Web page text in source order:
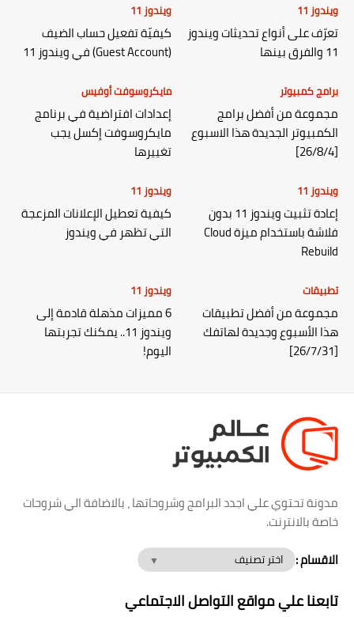
ويندوز 11
تعرّف على أنواع تحديثات ويندوز
11 والفرق بينها
ويندوز 11
كيفيّة تفعيل حساب الضيف
(Guest Account) في ويندوز 11
برامج كمبيوتر
مجموعة من أفضل برامج
الكمبيوتر الجديدة هذا الاسبوع
[26/8/4]
مايكروسوفت أوفيس
إعدادات افتراضية في برنامج
مايكروسوفت إكسل يجب
تغييرها
ويندوز 11
إعادة تثبيت ويندوز 11 بدون
فلاشة باستخدام ميزة Cloud
Rebuild
ويندوز 11
كيفية تعطيل الإعلانات المزعجة
التي تظهر في ويندوز
تطبيقات
مجموعة من أفضل تطبيقات
هذا الأسبوع وجديدة لهاتفك
[26/7/31]
ويندوز 11
6 مميزات مذهلة قادمة إلى
ويندوز 11.. يمكنك تجربتها
اليوم!
مدونة تحتوي علي اجدد البرامج وشروحاتها ، بالاضافة الي شروحات
خاصة بالانترنت.
الاقسام :
تابعنا علي مواقع التواصل الاجتماعي